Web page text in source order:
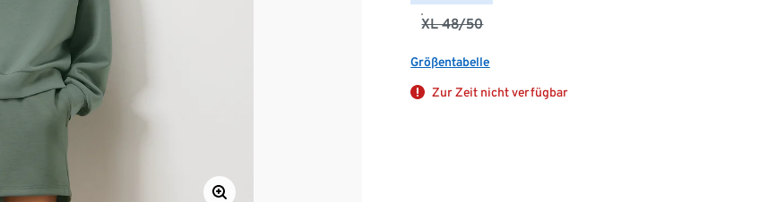
XL 48/50
Größentabelle
Zur Zeit nicht verfügbar